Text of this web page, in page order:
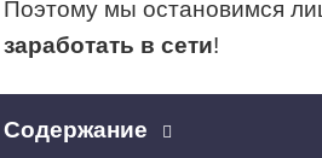
Поэтому мы остановимся
заработать в сети!
Содержание